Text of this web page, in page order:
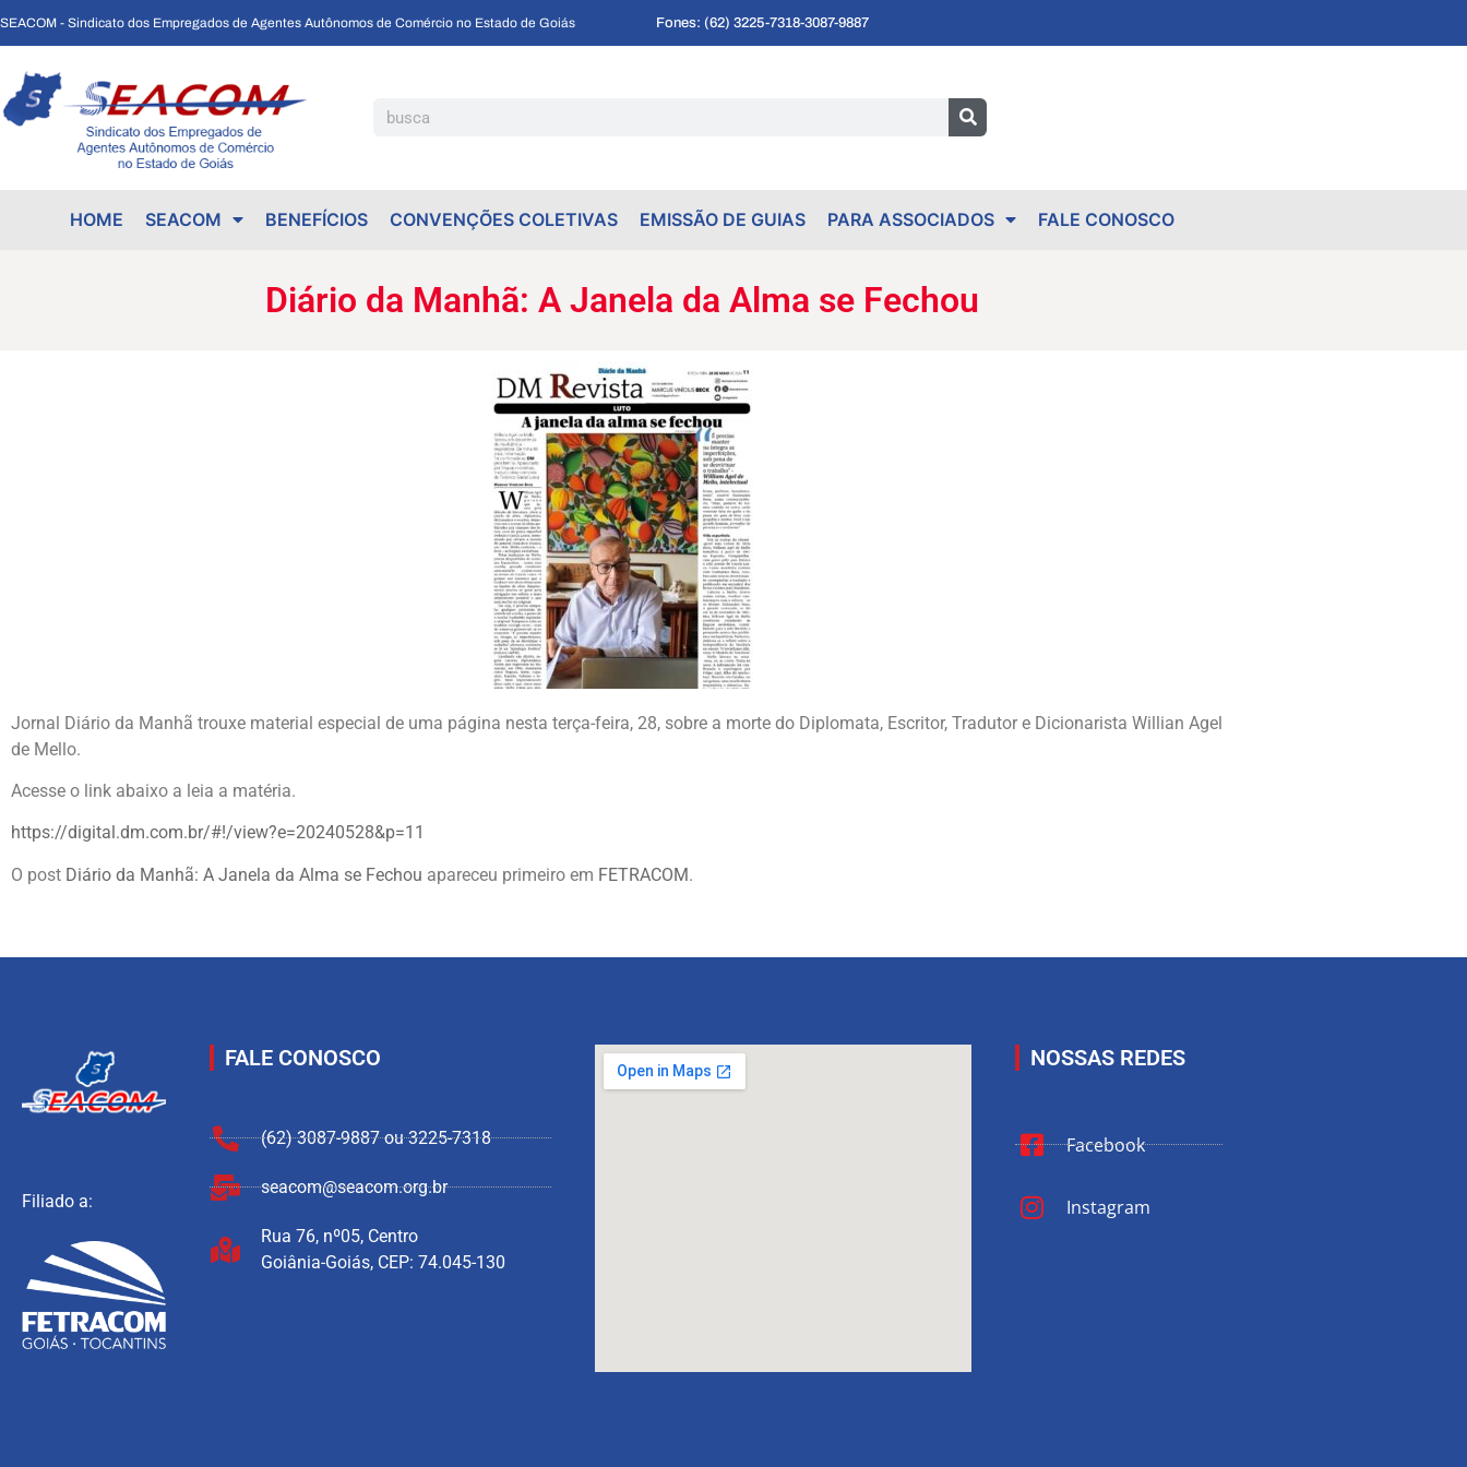
SEACOM - Sindicato dos Empregados de Agentes Autônomos de Comércio no Estado de Goiás Fones: (62) 3225-7318-3087-9887
HOME SEACOM BENEFÍCIOS CONVENÇÕES COLETIVAS EMISSÃO DE GUIAS PARA ASSOCIADOS FALE CONOSCO
Diário da Manhã: A Janela da Alma se Fechou
Jornal Diário da Manhã trouxe material especial de uma página nesta terça-feira, 28, sobre a morte do Diplomata, Escritor, Tradutor e Dicionarista Willian Agel
de Mello.
Acesse o link abaixo a leia a matéria.
https://digital.dm.com.br/#!/view?e=20240528&p=11
O post Diário da Manhã: A Janela da Alma se Fechou apareceu primeiro em FETRACOM.
Filiado a:
FALE CONOSCO
(62) 3087-9887 ou 3225-7318
seacom@seacom.org.br
Rua 76, nº05, Centro
Goiânia-Goiás, CEP: 74.045-130
NOSSAS REDES
Facebook
Instagram